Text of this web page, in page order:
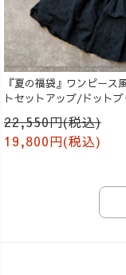
『夏の福袋』ワンピース
トセットアップ/ドット
22,550円(税込)
19,800円(税込)